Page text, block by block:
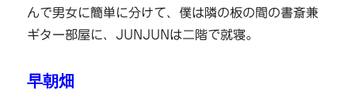
んで男女に簡単に分けて、僕は隣の板の間の書斎兼
ギター部屋に、JUNJUNは二階で就寝。
早朝畑